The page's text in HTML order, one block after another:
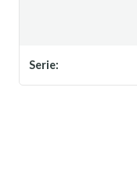
Serie: